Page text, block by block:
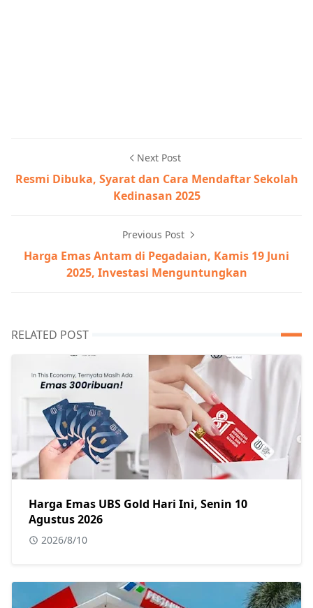
Next Post
Resmi Dibuka, Syarat dan Cara Mendaftar Sekolah
Kedinasan 2025
Previous Post
Harga Emas Antam di Pegadaian, Kamis 19 Juni
2025, Investasi Menguntungkan
RELATED POST
Harga Emas UBS Gold Hari Ini, Senin 10
Agustus 2026
2026/8/10